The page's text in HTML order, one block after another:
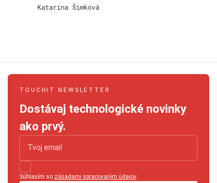
Katarína Šimková
TOUCHIT NEWSLETTER
Dostávaj technologické novinky
ako prvý.
Súhlasím so zásadami spracovaním údajov.